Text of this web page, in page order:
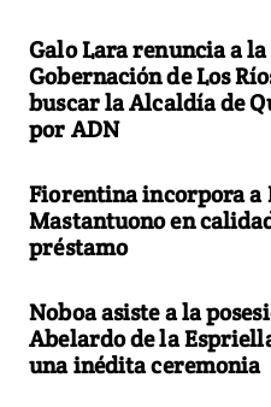
Galo Lara renuncia a la
Gobernación de Los
buscar la Alcaldía de
por ADN
Fiorentina incorpora a
Mastantuono en
préstamo
Noboa asiste a la
Abelardo de la
una inédita ceremonia